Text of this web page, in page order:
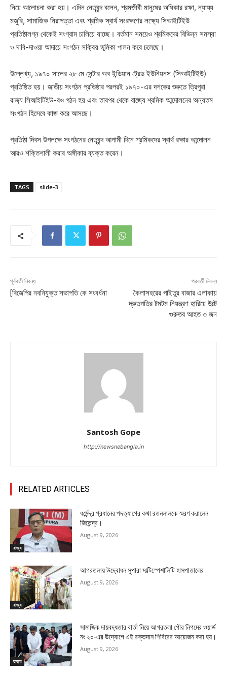
নিয়ে আলোচনা করা হয়। এদিন নেতৃবৃন্দ বলেন, শ্রমজীবী মানুষের অধিকার রক্ষা, ন্যায্য
মজুরি, সামাজিক নিরাপত্তা এবং শ্রমিক স্বার্থ সংরক্ষণের লক্ষ্যে সিআইটিইউ
প্রতিষ্ঠালগ্ন থেকেই সংগ্রাম চালিয়ে যাচ্ছে। বর্তমান সময়েও শ্রমিকদের বিভিন্ন সমস্যা
ও দাবি-দাওয়া আদায়ে সংগঠন সক্রিয় ভূমিকা পালন করে চলেছে।
উল্লেখ্য, ১৯৭০ সালের ২৮ মে সেন্টার অব ইন্ডিয়ান ট্রেড ইউনিয়নস (সিআইটিইউ)
প্রতিষ্ঠিত হয়। জাতীয় সংগঠন প্রতিষ্ঠার পরপরই ১৯৭০-এর দশকের শুরুতে ত্রিপুরা
রাজ্য সিআইটিইউ-রও গঠন হয় এবং তারপর থেকে রাজ্যে শ্রমিক আন্দোলনের অন্যতম
সংগঠন হিসেবে কাজ করে আসছে।
প্রতিষ্ঠা দিবস উপলক্ষে সংগঠনের নেতৃবৃন্দ আগামী দিনে শ্রমিকদের স্বার্থ রক্ষার আন্দোলন
আরও শক্তিশালী করার অঙ্গীকার ব্যক্ত করেন।
TAGS slide-3
পূর্ববর্তী নিবন্ধ
[বিজেপির নবনিযুক্ত সভাপতি কে সংবর্ধনা
পরবর্তী নিবন্ধ
কৈলাসহরের পাইতুর বাজার এলাকায়
দ্রুতগতির টমটম নিয়ন্ত্রণ হারিয়ে উল্টে
গুরুতর আহত ৩ জন
Santosh Gope
http://newsnebangla.in
RELATED ARTICLES
রাজ্য
ধর্মেন্দ্র প্রধানের পদত্যাগের কথা রতনলালকে স্মরণ করালেন
জিতেন্দ্র।
August 9, 2026
রাজ্য
আগরতলায় উদ্বোধন সুপারা মাল্টিস্পেশালিটি হাসপাতালের
August 9, 2026
রাজ্য
সামাজিক দায়বদ্ধতার বার্তা নিয়ে আগরতলা পৌর নিগমের ওয়ার্ড
নং ২০-এর উদ্যোগে এই রক্তদান শিবিরের আয়োজন করা হয়।
August 9, 2026